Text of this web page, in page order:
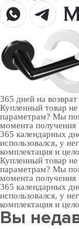
365 дней на
Купленный товар не
параметрам? Мы
момента получения
365 календарных
использовался, у
комплектация и
Купленный товар не
параметрам? Мы
момента получения
365 календарных
использовался, у
комплектация и
Вы